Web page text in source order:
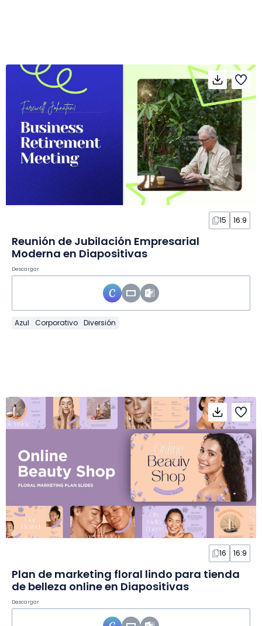
15 16:9
Reunión de Jubilación Empresarial
Moderna en Diapositivas
Descargar
Azul Corporativo Diversión
16 16:9
Plan de marketing floral lindo para tienda
de belleza online en Diapositivas
Descargar